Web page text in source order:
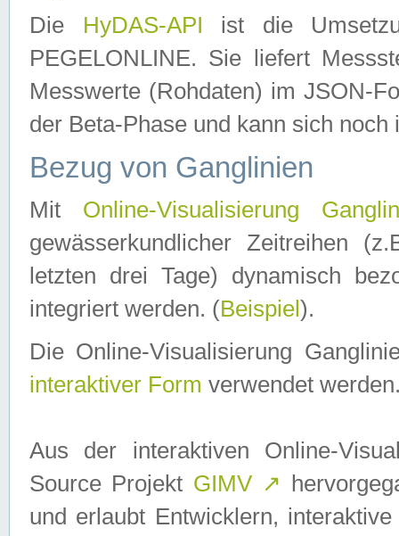
Die HyDAS-API ist die
PEGELONLINE. Sie liefert
Messwerte (Rohdaten) im JSON-
der Beta-Phase und kann sich noch
Bezug von Ganglinien
Mit Online-Visualisierung
gewässerkundlicher Zeitreihen
letzten drei Tage) dynamisch
integriert werden. (Beispiel ).
Die Online-Visualisierung
interaktiver Form verwendet
Aus der interaktiven Online-
Source Projekt GIMV ↗
und erlaubt Entwicklern,